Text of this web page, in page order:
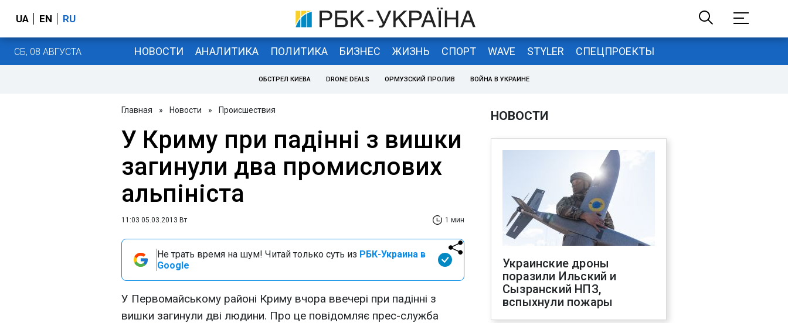
UA EN RU
СБ, 08 АВГУСТА НОВОСТИ АНАЛИТИКА ПОЛИТИКА БИЗНЕС ЖИЗНЬ СПОРТ WAVE STYLER СПЕЦПРОЕКТЫ
ОБСТРЕЛ КИЕВА DRONE DEALS ОРМУЗСКИЙ ПРОЛИВ ВОЙНА В УКРАИНЕ
Главная » Новости » Происшествия
У Криму при падінні з вишки
загинули два промислових
альпініста
11:03 05.03.2013 Вт 1 мин
Не трать время на шум! Читай только суть из РБК-Украина в
Google
У Первомайському районі Криму вчора ввечері при падінні з
вишки загинули дві людини. Про це повідомляє прес-служба
НОВОСТИ
Украинские дроны
поразили Ильский и
Сызранский НПЗ,
вспыхнули пожары